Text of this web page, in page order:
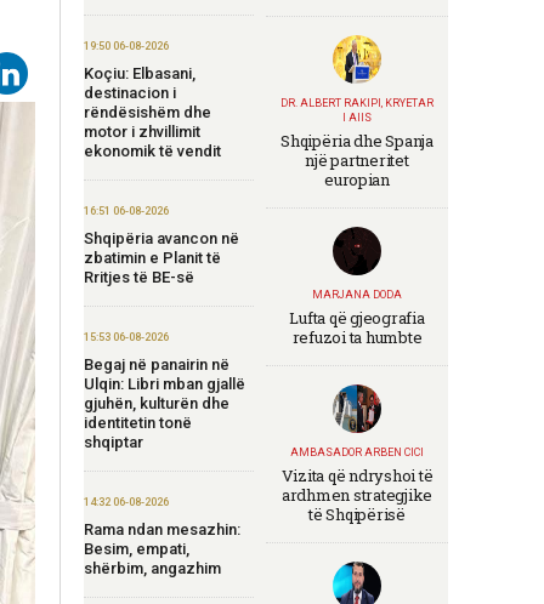
19:50 06-08-2026
Koçiu: Elbasani,
destinacion i
rëndësishëm dhe
motor i zhvillimit
ekonomik të vendit
16:51 06-08-2026
Shqipëria avancon në
zbatimin e Planit të
Rritjes të BE-së
15:53 06-08-2026
Begaj në panairin në
Ulqin: Libri mban gjallë
gjuhën, kulturën dhe
identitetin tonë
shqiptar
14:32 06-08-2026
Rama ndan mesazhin:
Besim, empati,
shërbim, angazhim
DR. ALBERT RAKIPI, KRYETAR
I AIIS
Shqipëria dhe Spanja
një partneritet
europian
MARJANA DODA
Lufta që gjeografia
refuzoi ta humbte
AMBASADOR ARBEN CICI
Vizita që ndryshoi të
ardhmen strategjike
të Shqipërisë